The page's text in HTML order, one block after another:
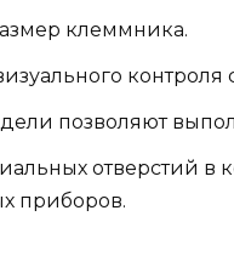
клеммника.
позволяют
отверстий в
приборов.